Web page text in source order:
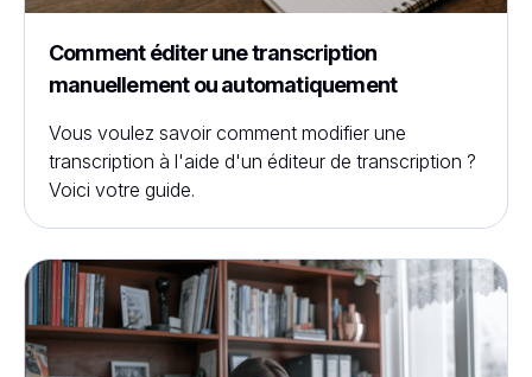
Comment éditer une transcription
manuellement ou automatiquement
Vous voulez savoir comment modifier une
transcription à l'aide d'un éditeur de transcription ?
Voici votre guide.